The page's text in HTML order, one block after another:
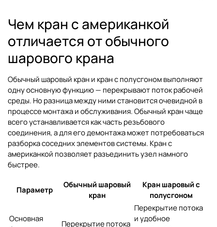
Чем кран с американкой
отличается от обычного
шарового крана
Обычный шаровый кран и кран с полусгоном выполняют
одну основную функцию — перекрывают поток рабочей
среды. Но разница между ними становится очевидной в
процессе монтажа и обслуживания. Обычный кран чаще
всего устанавливается как часть резьбового
соединения, а для его демонтажа может потребоваться
разборка соседних элементов системы. Кран с
американкой позволяет разъединить узел намного
быстрее.
Параметр
Обычный шаровый
кран
Кран шаровый с
полусгоном
Основная
Перекрытие потока
Перекрытие потока
и удобное